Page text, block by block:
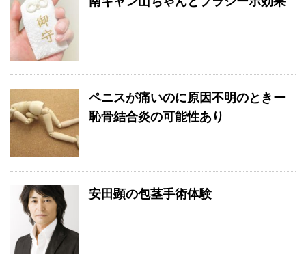
ペニスが痛いのに原因不明のときー
恥骨結合炎の可能性あり
安田顕の包茎手術体験